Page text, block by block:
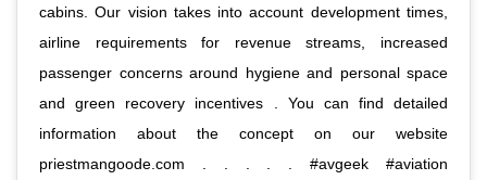
cabins. Our vision takes into account development times,
airline requirements for revenue streams, increased
passenger concerns around hygiene and personal space
and green recovery incentives . You can find detailed
information about the concept on our website
priestmangoode.com . . . . . #avgeek #aviation